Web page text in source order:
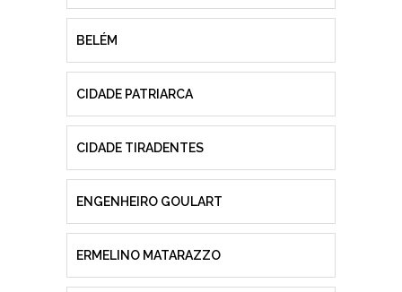
BELÉM
CIDADE PATRIARCA
CIDADE TIRADENTES
ENGENHEIRO GOULART
ERMELINO MATARAZZO